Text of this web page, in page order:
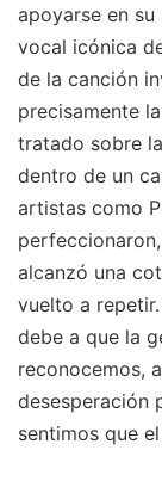
apoyarse en
vocal icónica
de la canción
precisamente
tratado sobre
dentro de un
artistas como
alcanzó una
vuelto a
debe a que la
reconocemos,
desesperación
sentimos que